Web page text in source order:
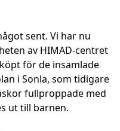
sent. Vi har nu
av HIMAD-centret
för de insamlade
i Sonla, som tidigare
fullproppade med
ut till barnen.